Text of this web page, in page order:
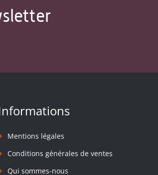
Mentions légales
Conditions générales de ventes
Qui sommes-nous